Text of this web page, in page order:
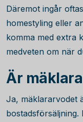
Däremot ingår
homestyling eller
komma med extra
medveten om när
Är
Ja, mäklararvodet